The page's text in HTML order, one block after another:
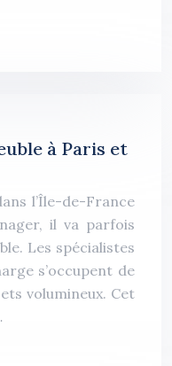
à Paris et
l’Île-de-France
il va parfois
Les spécialistes
s’occupent de
volumineux. Cet